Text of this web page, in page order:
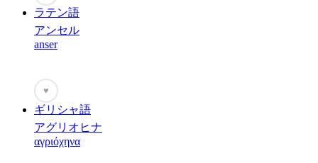
ラテン語
アンセル
anser
♥
ギリシャ語
アグリオヒナ
αγριόχηνα